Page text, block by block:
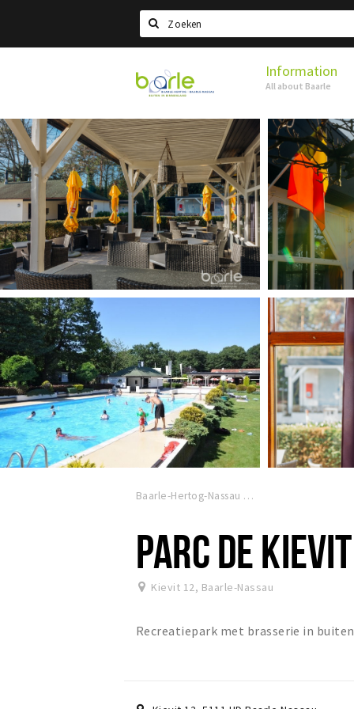
Search
Visit
Baarle
Information
All about Baarle
Baarle-Hertog-Nassau
PARC DE KIEVIT
Kievit 12, Baarle-Nassau
Recreatiepark met brasserie in